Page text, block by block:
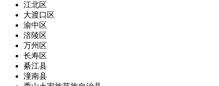
江北区
大渡口区
渝中区
涪陵区
万州区
长寿区
綦江县
潼南县